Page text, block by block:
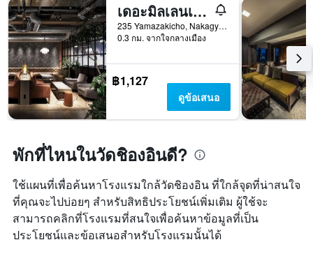
เดอะมิลเลนเนียลส์ เกียวโต
235 Yamazakicho, Nakagyo-ku, เกียวโต, ญี่ปุ่น
0.3 กม. จากใจกลางเมือง
฿1,127
ดูข้อเสนอ
พักที่ไหนในวัดชิองอินดี?
ใช้แผนที่เพื่อค้นหาโรงแรมใกล้วัดชิองอิน ที่ใกล้จุดที่น่าสนใจ
ที่คุณจะไปบ่อยๆ สำหรับสิทธิประโยชน์เพิ่มเติม ผู้ใช้จะ
สามารถคลิกที่โรงแรมที่สนใจเพื่อค้นหาข้อมูลที่เป็น
ประโยชน์และข้อเสนอสำหรับโรงแรมนั้นได้